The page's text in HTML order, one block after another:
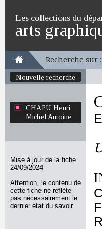
Les collections du
arts
Recherche sur :
Nouvelle recherche
CHAPU Henri
Michel Antoine
Mise à jour de la fiche
24/09/2024
Attention, le contenu de
cette fiche ne reflète
pas nécessairement le
dernier état du savoir.